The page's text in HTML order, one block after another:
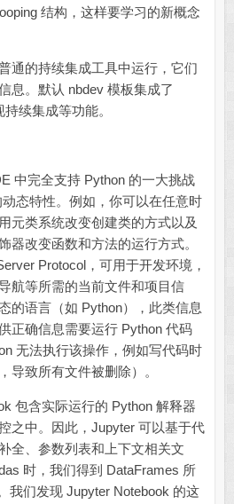
结构，这样要学习的新概念
的持续集成工具中运行，它们
息。默认 nbdev 模板集成了
续集成等功能。
完全支持 Python 的一大挑战
态特性。例如，你可以在任意时
元类系统改变创建类的方式以及
器改变函数和方法的运行方式。
Protocol，可用于开发环境，
航等所需的当前文件和项目信
的语言（如 Python），此类信息
正确信息需要运行 Python 代码
无法执行该操作，例如写代码时
导致所有文件被删除）。
含实际运行的 Python 解释器
之中。因此，Jupyter 可以基于代
全、参数列表和上下文相关文
时，我们得到 DataFrames 所
我们发现 Jupyter Notebook 的这